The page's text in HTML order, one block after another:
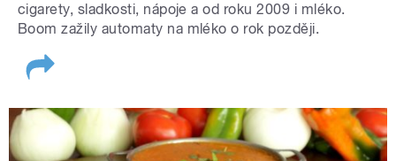
cigarety, sladkosti, nápoje a od roku 2009 i mléko.
Boom zažily automaty na mléko o rok později.